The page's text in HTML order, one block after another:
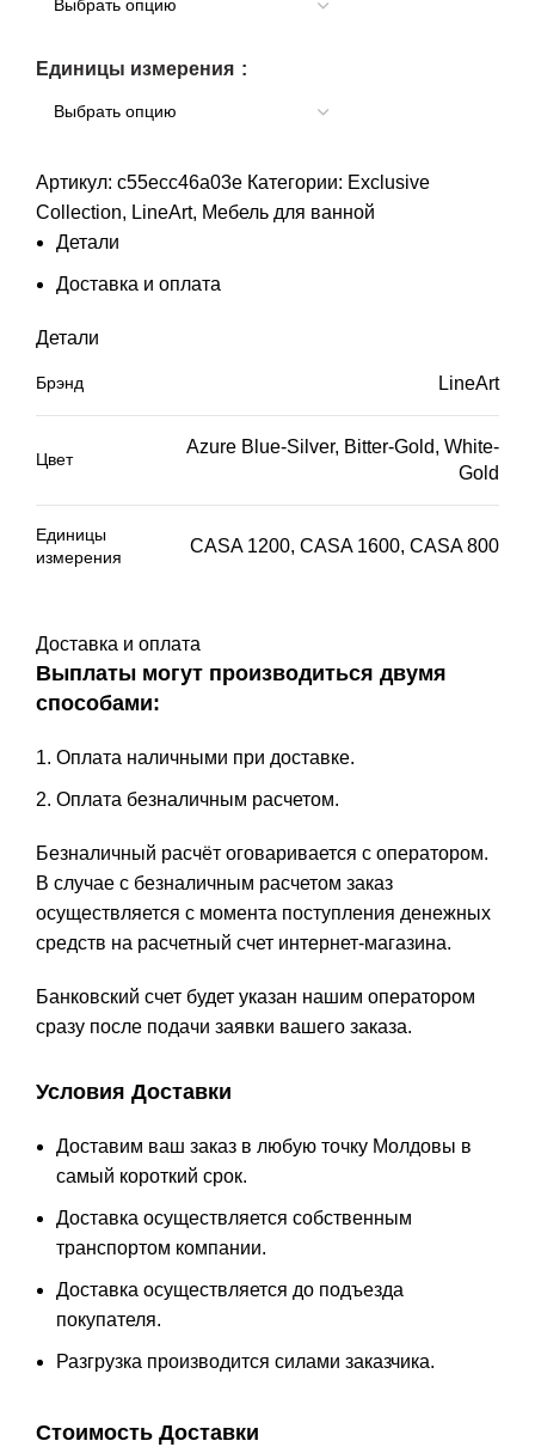
Единицы измерения
Артикул: c55ecc46a03e Категории: Exclusive
Collection, LineArt, Мебель для ванной
Детали
Доставка и оплата
Детали
Брэнд LineArt
Цвет
Azure Blue-Silver, Bitter-Gold, White-
Gold
Единицы
измерения
CASA 1200, CASA 1600, CASA 800
Доставка и оплата
Выплаты могут производиться двумя
способами:
Оплата наличными при доставке.
Оплата безналичным расчетом.
Безналичный расчёт оговаривается с оператором.
В случае с безналичным расчетом заказ
осуществляется с момента поступления денежных
средств на расчетный счет интернет-магазина.
Банковский счет будет указан нашим оператором
сразу после подачи заявки вашего заказа.
Условия Доставки
Доставим ваш заказ в любую точку Молдовы в
самый короткий срок.
Доставка осуществляется собственным
транспортом компании.
Доставка осуществляется до подъезда
покупателя.
Разгрузка производится силами заказчика.
Стоимость Доставки